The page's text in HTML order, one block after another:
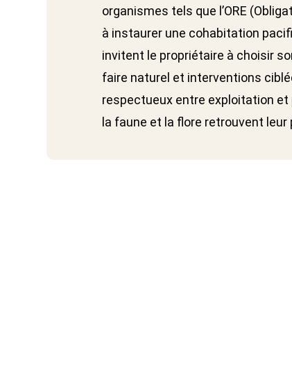
organismes tels que l’ORE
à instaurer une cohabitation
invitent le propriétaire à choisir
faire naturel et interventions
respectueux entre exploitation
la faune et la flore retrouvent leur